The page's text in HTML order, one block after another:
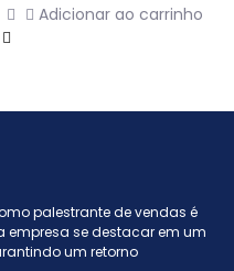
Adicionar ao carrinho
palestrante de vendas é
se destacar em um
um retorno